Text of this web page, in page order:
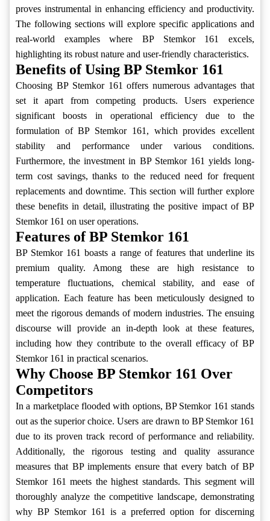
proves instrumental in enhancing efficiency and productivity.
The following sections will explore specific applications and
real-world examples where BP Stemkor 161 excels,
highlighting its robust nature and user-friendly characteristics.
Benefits of Using BP Stemkor 161
Choosing BP Stemkor 161 offers numerous advantages that
set it apart from competing products. Users experience
significant boosts in operational efficiency due to the
formulation of BP Stemkor 161, which provides excellent
stability and performance under various conditions.
Furthermore, the investment in BP Stemkor 161 yields long-
term cost savings, thanks to the reduced need for frequent
replacements and downtime. This section will further explore
these benefits in detail, illustrating the positive impact of BP
Stemkor 161 on user operations.
Features of BP Stemkor 161
BP Stemkor 161 boasts a range of features that underline its
premium quality. Among these are high resistance to
temperature fluctuations, chemical stability, and ease of
application. Each feature has been meticulously designed to
meet the rigorous demands of modern industries. The ensuing
discourse will provide an in-depth look at these features,
including how they contribute to the overall efficacy of BP
Stemkor 161 in practical scenarios.
Why Choose BP Stemkor 161 Over
Competitors
In a marketplace flooded with options, BP Stemkor 161 stands
out as the superior choice. Users are drawn to BP Stemkor 161
due to its proven track record of performance and reliability.
Additionally, the rigorous testing and quality assurance
measures that BP implements ensure that every batch of BP
Stemkor 161 meets the highest standards. This segment will
thoroughly analyze the competitive landscape, demonstrating
why BP Stemkor 161 is a preferred option for discerning